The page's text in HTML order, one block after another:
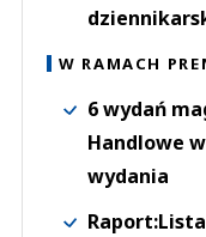
W RAMACH
6 wydań
Handlowe
wydania